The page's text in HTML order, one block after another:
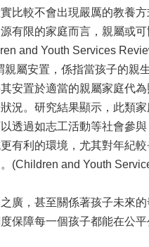
比較不會出現嚴厲的教養
有限的家庭而言，親屬或
and Youth Services
屬安置，係指當孩子的親
安置於適當的親屬家庭代
況。研究結果顯示，此類
透過如志工活動等社會參
有利的環境，尤其對年紀
(Children and Youth
廣，甚至關係著孩子未來
保障每一個孩子都能在公